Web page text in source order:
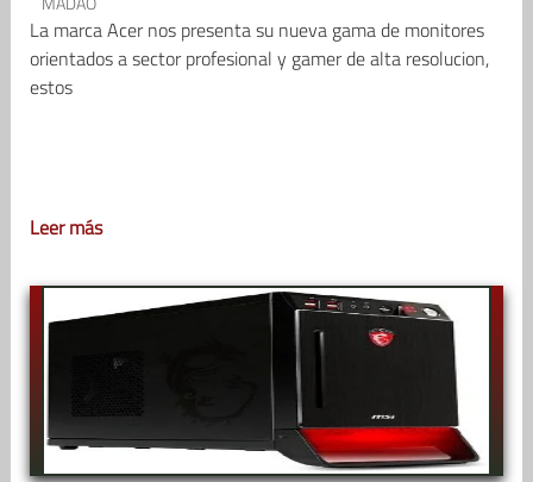
La marca Acer nos presenta su nueva gama de monitores
orientados a sector profesional y gamer de alta resolucion,
estos
Leer más